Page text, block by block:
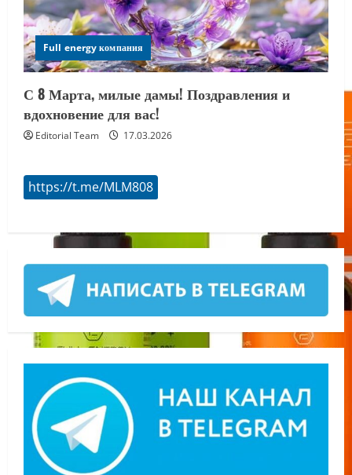
Full energy компания
С 8 Марта, милые дамы! Поздравления и
вдохновение для вас!
Editorial Team 17.03.2026
https://t.me/MLM808